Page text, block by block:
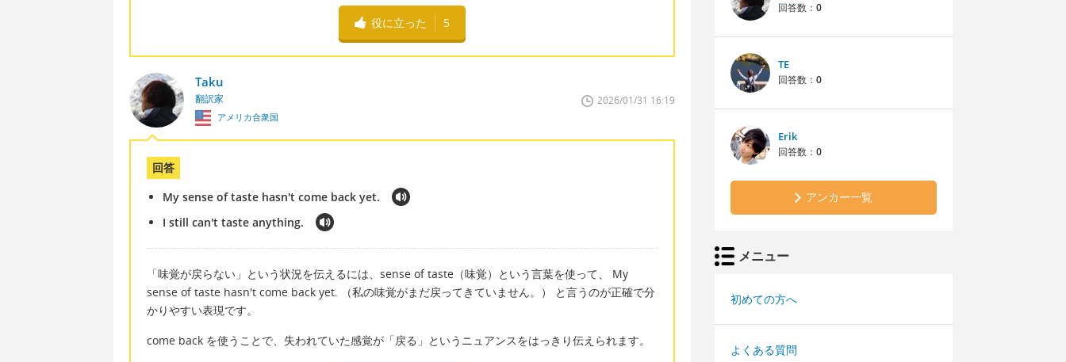
役に立った 5
Taku
翻訳家
アメリカ合衆国
2026/01/31 16:19
回答
My sense of taste hasn't come back yet.
I still can't taste anything.
「味覚が戻らない」という状況を伝えるには、sense of taste（味覚）という言葉を使って、 My
sense of taste hasn't come back yet. （私の味覚がまだ戻ってきていません。） と言うのが正確で分
かりやすい表現です。
come back を使うことで、失われていた感覚が「戻る」というニュアンスをはっきり伝えられます。
回答数： 0
TE
回答数： 0
Erik
回答数： 0
アンカー一覧
メニュー
初めての方へ
よくある質問